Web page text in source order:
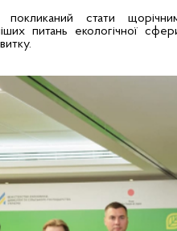
стати
питань екологічної